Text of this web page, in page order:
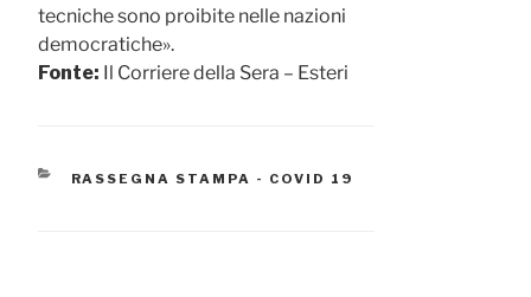
tecniche sono proibite nelle nazioni
democratiche».
Fonte: Il Corriere della Sera – Esteri
CATEGORIE
RASSEGNA STAMPA - COVID 19